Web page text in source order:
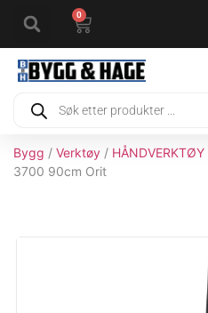
0
Bygg / Verktøy / HÅNDVERKTØY
3700 90cm Orit